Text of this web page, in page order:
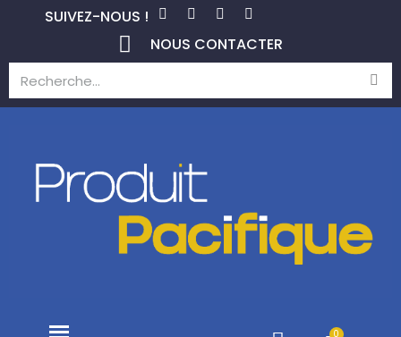
SUIVEZ-NOUS !
NOUS CONTACTER